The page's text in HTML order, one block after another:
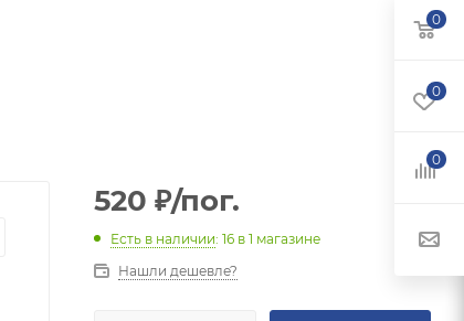
520 ₽/пог.
Есть в наличии: 16 в 1 магазине
Нашли дешевле?
0
0
0